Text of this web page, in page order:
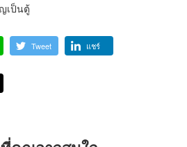
เป็นตู้
Tweet แชร์